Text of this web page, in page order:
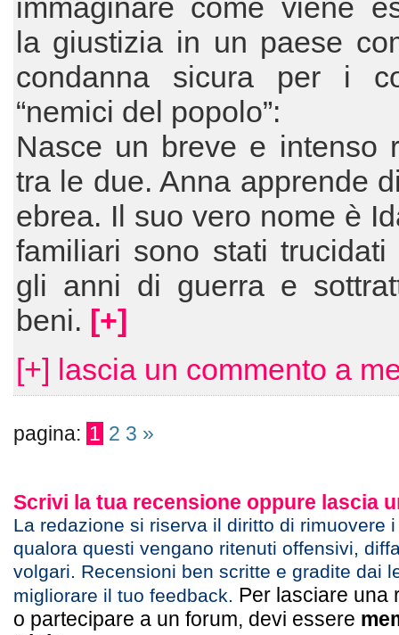
immaginare come viene
la giustizia in un paese
condanna sicura per i
“nemici del popolo”:
Nasce un breve e intenso
tra le due. Anna apprende
ebrea. Il suo vero nome è
familiari sono stati trucidati
gli anni di guerra e
beni. [+]
[+] lascia un commento a
pagina: 1 2 3 »
Scrivi la tua recensione oppure lascia
La redazione si riserva il diritto di rimuovere
qualora questi vengano ritenuti offensivi,
volgari. Recensioni ben scritte e gradite dai
migliorare il tuo feedback. Per lasciare una
o partecipare a un forum, devi essere